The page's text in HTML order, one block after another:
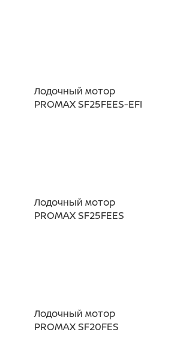
Лодочный мотор
PROMAX SF25FEES-EFI
Лодочный мотор
PROMAX SF25FEES
Лодочный мотор
PROMAX SF20FES